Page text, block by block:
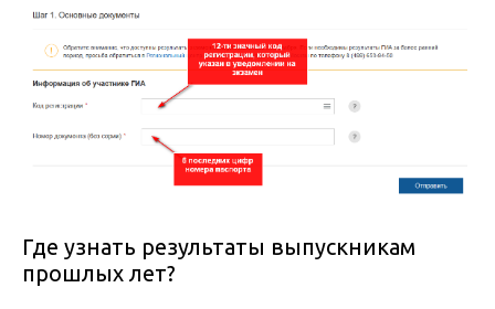
Где узнать результаты выпускникам
прошлых лет?